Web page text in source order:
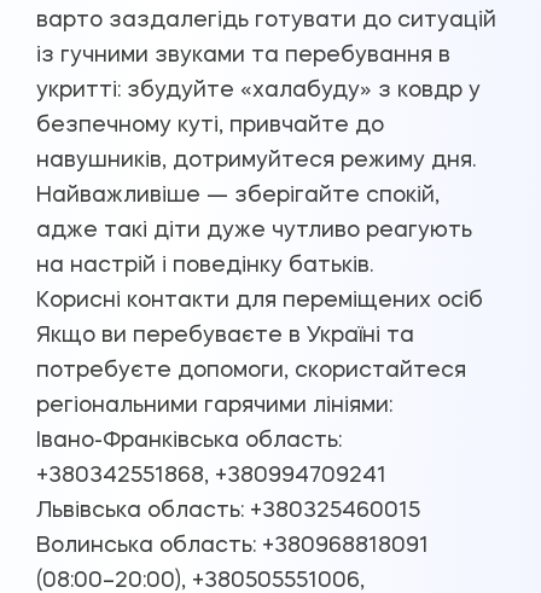
варто заздалегідь готувати до ситуацій
із гучними звуками та перебування в
укритті: збудуйте «халабуду» з ковдр у
безпечному куті, привчайте до
навушників, дотримуйтеся режиму дня.
Найважливіше — зберігайте спокій,
адже такі діти дуже чутливо реагують
на настрій і поведінку батьків.
Корисні контакти для переміщених осіб
Якщо ви перебуваєте в Україні та
потребуєте допомоги, скористайтеся
регіональними гарячими лініями:
Івано-Франківська область:
+380342551868, +380994709241
Львівська область: +380325460015
Волинська область: +380968818091
(08:00–20:00), +380505551006,